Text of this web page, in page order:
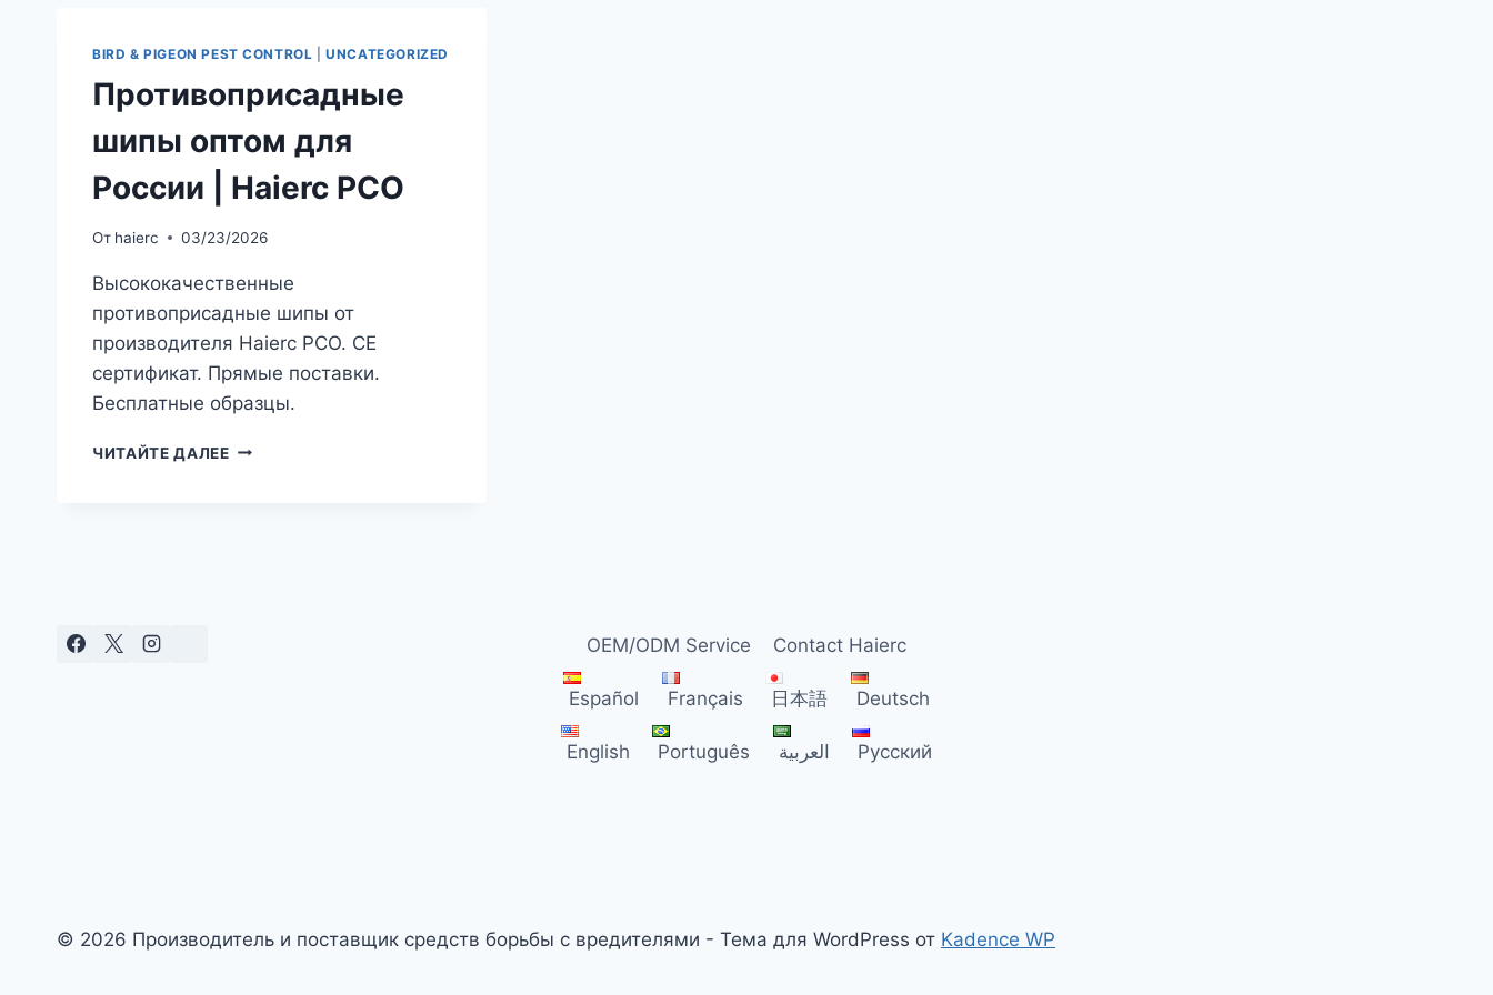
BIRD & PIGEON PEST CONTROL |UNCATEGORIZED
Противоприсадные
шипы оптом для
России | Haierc PCO
От haierc 03/23/2026
Высококачественные
противоприсадные шипы от
производителя Haierc PCO. CE
сертификат. Прямые поставки.
Бесплатные образцы.
ЧИТАЙТЕ ДАЛЕЕПРОТИВОПРИСАДНЫЕ
OEM/ODM Service Contact Haierc
Español Français 日本語 Deutsch
English Português العربية Русский
© 2026 Производитель и поставщик средств борьбы с вредителями - Тема для WordPress от Kadence WP